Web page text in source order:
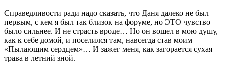
Справедливости ради надо сказать, что Даня далеко не был
первым, с кем я был так близок на форуме, но ЭТО чувство
было сильнее. И не страсть вроде… Но он вошел в мою душу,
как к себе домой, и поселился там, навсегда став моим
«Пылающим сердцем»… И зажег меня, как загорается сухая
трава в летний зной.